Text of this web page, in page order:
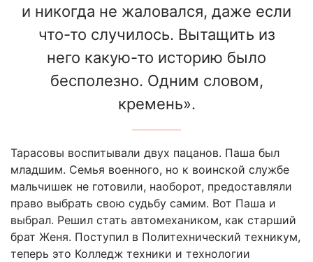
и никогда не жаловался, даже если
что-то случилось. Вытащить из
него какую-то историю было
бесполезно. Одним словом,
кремень».
Тарасовы воспитывали двух пацанов. Паша был
младшим. Семья военного, но к воинской службе
мальчишек не готовили, наоборот, предоставляли
право выбрать свою судьбу самим. Вот Паша и
выбрал. Решил стать автомехаником, как старший
брат Женя. Поступил в Политехнический техникум,
теперь это Колледж техники и технологии